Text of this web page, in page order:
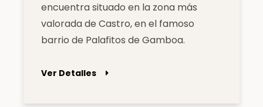
encuentra situado en la zona más
valorada de Castro, en el famoso
barrio de Palafitos de Gamboa.
Ver Detalles